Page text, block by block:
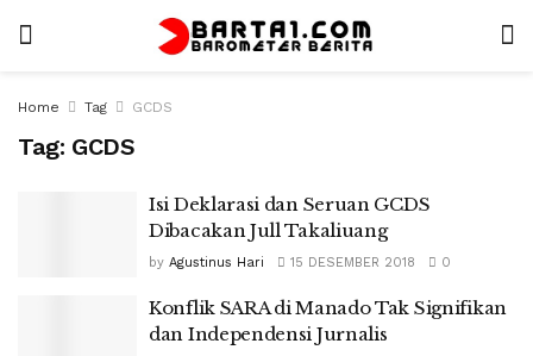
Home Tag GCDS
Tag: GCDS
Isi Deklarasi dan Seruan GCDS
Dibacakan Jull Takaliuang
by Agustinus Hari 15 DESEMBER 2018 0
Konflik SARA di Manado Tak Signifikan
dan Independensi Jurnalis